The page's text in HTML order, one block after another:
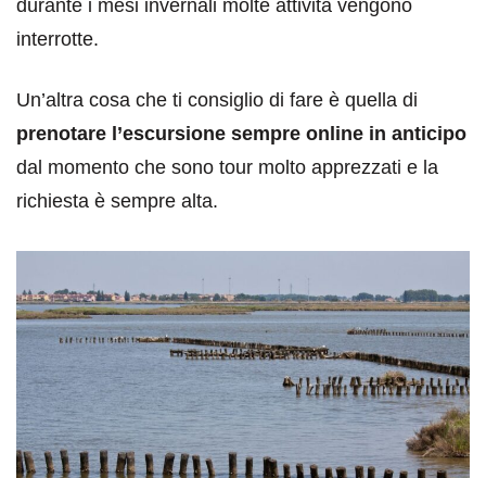
durante i mesi invernali molte attività vengono
interrotte.
Un’altra cosa che ti consiglio di fare è quella di
prenotare l’escursione sempre online in anticipo
dal momento che sono tour molto apprezzati e la
richiesta è sempre alta.